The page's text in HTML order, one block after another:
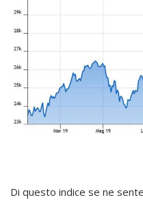
Di questo indice se ne